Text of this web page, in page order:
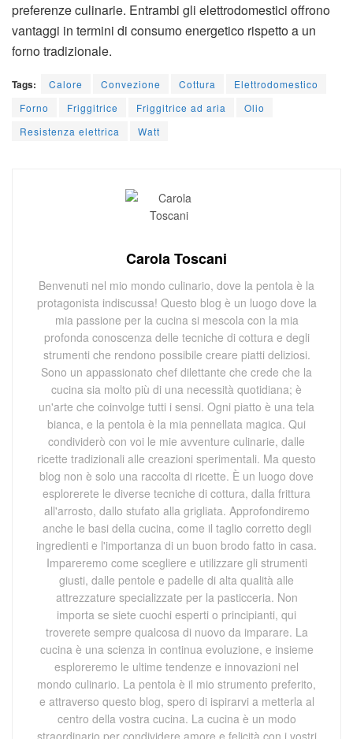
preferenze culinarie. Entrambi gli elettrodomestici offrono
vantaggi in termini di consumo energetico rispetto a un
forno tradizionale.
Tags: Calore Convezione Cottura
Elettrodomestico
Forno
Friggitrice Friggitrice ad aria
Olio
Resistenza elettrica
Watt
Carola Toscani
Benvenuti nel mio mondo culinario, dove la pentola è la
protagonista indiscussa! Questo blog è un luogo dove la
mia passione per la cucina si mescola con la mia
profonda conoscenza delle tecniche di cottura e degli
strumenti che rendono possibile creare piatti deliziosi.
Sono un appassionato chef dilettante che crede che la
cucina sia molto più di una necessità quotidiana; è
un'arte che coinvolge tutti i sensi. Ogni piatto è una tela
bianca, e la pentola è la mia pennellata magica. Qui
condividerò con voi le mie avventure culinarie, dalle
ricette tradizionali alle creazioni sperimentali. Ma questo
blog non è solo una raccolta di ricette. È un luogo dove
esplorerete le diverse tecniche di cottura, dalla frittura
all'arrosto, dallo stufato alla grigliata. Approfondiremo
anche le basi della cucina, come il taglio corretto degli
ingredienti e l'importanza di un buon brodo fatto in casa.
Impareremo come scegliere e utilizzare gli strumenti
giusti, dalle pentole e padelle di alta qualità alle
attrezzature specializzate per la pasticceria. Non
importa se siete cuochi esperti o principianti, qui
troverete sempre qualcosa di nuovo da imparare. La
cucina è una scienza in continua evoluzione, e insieme
esploreremo le ultime tendenze e innovazioni nel
mondo culinario. La pentola è il mio strumento preferito,
e attraverso questo blog, spero di ispirarvi a metterla al
centro della vostra cucina. La cucina è un modo
straordinario per condividere amore e felicità con i vostri